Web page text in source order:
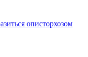
описторхозом